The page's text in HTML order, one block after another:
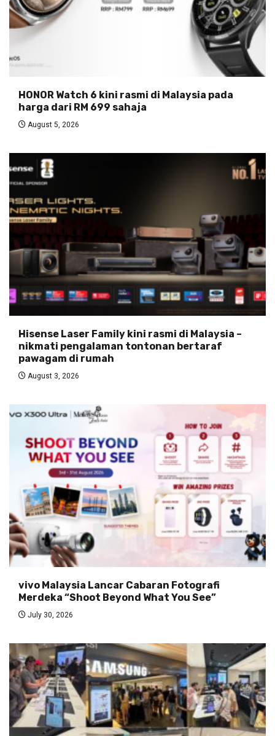
HONOR Watch 6 kini rasmi di Malaysia pada
harga dari RM 699 sahaja
August 5, 2026
Hisense Laser Family kini rasmi di Malaysia –
nikmati pengalaman tontonan bertaraf
pawagam di rumah
August 3, 2026
vivo Malaysia Lancar Cabaran Fotografi
Merdeka “Shoot Beyond What You See”
July 30, 2026